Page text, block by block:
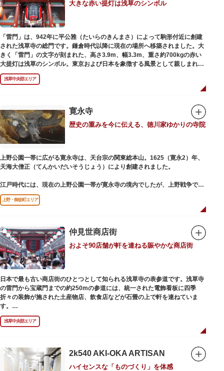
大きな赤い提灯は浅草のシンボル
「雷門」は、942年に平公雅（たいらのきんまさ）によって駒形付近に創建
された浅草寺の総門です。鎌倉時代以降に現在の場所へ移築されました。大
きく「雷門」の文字が刻まれた、高さ3.9m、幅3.3m、重さ約700kgの赤い
大提灯は浅草のシンボル。東京および日本を象徴する風景として親しまれ、
フォトスポットとしても国内外の観光客を魅了し続けています。
提灯の底部に施された見事な龍の彫刻や、門の北側（風神雷神の背後）に安
置されている浅草寺の護法善神「天龍像」と「金龍像」も見どころ。正式名
ます。日没から23時頃までは雷門や浅草寺がライトアップされ、昼間とは違
った荘厳な雰囲気に包まれます。
何度も焼失と再建を繰り返し、現在の雷門は1960年に松下電器産業（現パナ
ソニック）の松下幸之助氏の寄進により再建されたものです。
浅草中央部エリア
寛永寺
歴史の重みを今に伝える、徳川家ゆかりの寺院
上野公園一帯に広がる寛永寺は、天台宗の関東総本山。1625（寛永2）年、
天海大僧正（てんかいだいそうじょう）により創建されました。
江戸時代には、現在の上野公園一帯が寛永寺の境内でしたが、上野戦争でそ
の多くを焼失。現在は根本中堂をはじめ開山堂（両大師）、不忍池辯天堂、
上野大仏（パゴダ）、輪王殿などの建造物が上野公園とその周辺に点在して
います。戦火を免れた輪王寺門跡御本坊表門、徳川将軍霊廟勅額門など重要
清水観音堂の舞台前に復元された「月の松」は、浮世絵師歌川広重の「名所
江戸百景」にも描かれていることで有名。丸い形の松から不忍池辯天堂を見
下ろす風流な景観は、絶好のフォトスポットとなっています。
東叡山（とうえいざん）という山号は、東の「比叡山延暦寺」を意味してお
り、比叡山や京都の有名寺院になぞらえて上野の山に数多くの堂舎が建立さ
れました。本尊は薬師瑠璃光如来（やくしるりこうにょらい）で、伝教大師
最澄が自ら彫ったと伝えられる秘仏です。徳川歴代将軍の祈祷寺と菩提寺を
兼ね、御霊廟には6名の将軍が埋葬されています。
上野・御徒町エリア
仲見世商店街
およそ90店舗が軒を連ねる賑やかな商店街
日本で最も古い商店街のひとつとして知られる浅草寺の表参道です。浅草寺
の雷門から宝蔵門までの約250mの参道には、統一された電飾看板に四季
折々の装飾が施された土産物店、飲食店などが石畳の上で軒を連ねていま
す。
人形焼や手焼きせんべいをはじめ、団子や揚げまんじゅう、雷おこしなどの
銘菓、和傘や扇子など伝統工芸品も並び、歩いているだけで浅草らしさを感
じる場所です。江戸文化を感じる粋な商品の数々は、海外からの観光客にも
ての味を堪能できるのも魅力。下町っ子の威勢の良い売り声が飛び交うな
か、お気に入りのお土産探しをお楽しみください。
浅草中央部エリア
2k540 AKI-OKA ARTISAN
ハイセンスな「ものづくり」を体感